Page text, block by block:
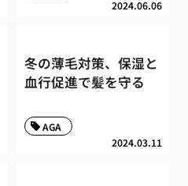
2024.06.06
冬の薄毛対策、保湿と
血行促進で髪を守る
2024.03.11
AGA